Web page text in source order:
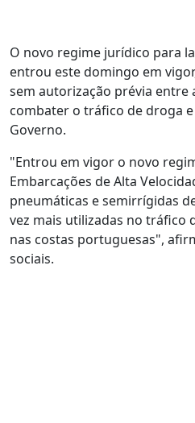
O novo regime jurídico para
entrou este domingo em
sem autorização prévia entre
combater o tráfico de droga e
Governo.
"Entrou em vigor o novo
Embarcações de Alta
pneumáticas e semirrígidas
vez mais utilizadas no tráfico
nas costas portuguesas",
sociais.